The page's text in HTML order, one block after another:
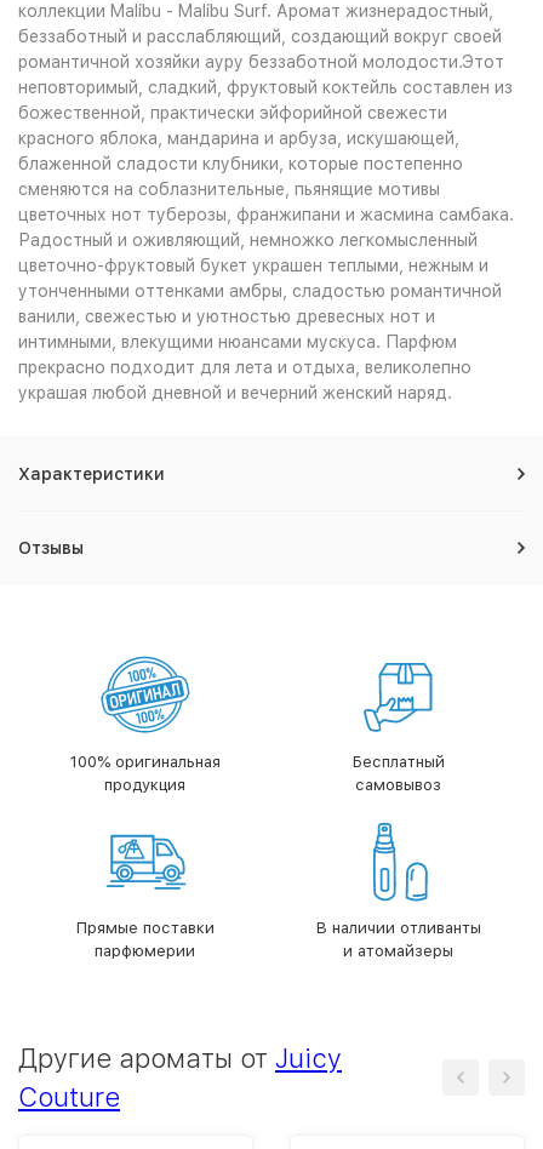
коллекции Malibu - Malibu Surf. Аромат жизнерадостный,
беззаботный и расслабляющий, создающий вокруг своей
романтичной хозяйки ауру беззаботной молодости.Этот
неповторимый, сладкий, фруктовый коктейль составлен из
божественной, практически эйфорийной свежести
красного яблока, мандарина и арбуза, искушающей,
блаженной сладости клубники, которые постепенно
сменяются на соблазнительные, пьянящие мотивы
цветочных нот туберозы, франжипани и жасмина самбака.
Радостный и оживляющий, немножко легкомысленный
цветочно-фруктовый букет украшен теплыми, нежным и
утонченными оттенками амбры, сладостью романтичной
ванили, свежестью и уютностью древесных нот и
интимными, влекущими нюансами мускуса. Парфюм
прекрасно подходит для лета и отдыха, великолепно
украшая любой дневной и вечерний женский наряд.
Характеристики
Отзывы
100% оригинальная
продукция
Бесплатный
самовывоз
Прямые поставки
парфюмерии
В наличии отливанты
и атомайзеры
Другие ароматы от Juicy
Couture